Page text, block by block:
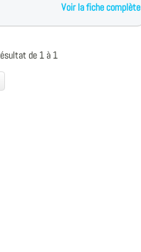
Voir la fiche complète
de 1 à 1